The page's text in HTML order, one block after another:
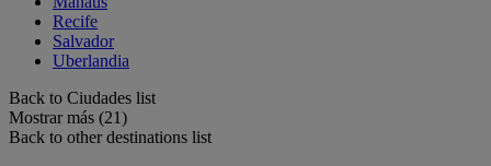
Recife
Salvador
Uberlandia
Back to Ciudades list
Mostrar más (21)
Back to other destinations list